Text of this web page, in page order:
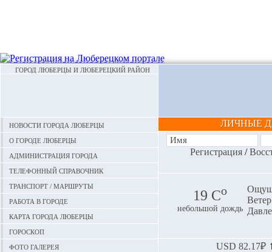
ГОРОД ЛЮБЕРЦЫ И ЛЮБЕРЕЦКИЙ РАЙОН
Новости города Люберцы
О городе Люберцы
Администрация города
Телефонный справочник
Транспорт / маршруты
Работа в городе
Карта города Люберцы
Гороскоп
Фото галерея
ЛИЧНЫЕ
Регистрация/
19 Сo
небольшой дождь
USD 82.17₽